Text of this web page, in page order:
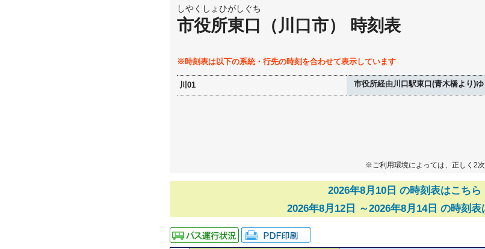
しやくしょひがしぐち
市役所東口（川口市） 時刻表
※時刻表は以下の系統・行先の時刻を合わせて表示しています
川01 市役所経由川口駅東口(青木橋より)ゆ
※ご利用環境によっては、正しく2
2026年8月10日 の時刻表はこちら
2026年8月12日 ～2026年8月14日 の時刻表